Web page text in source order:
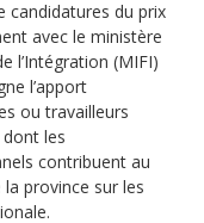
candidatures du prix
avec le ministère
l’Intégration (MIFI)
l’apport
ou travailleurs
les
contribuent au
province sur les